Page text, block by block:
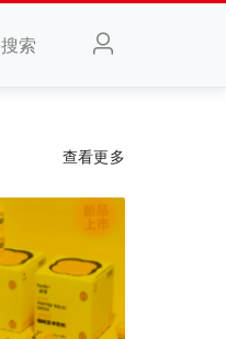
搜索
查看更多